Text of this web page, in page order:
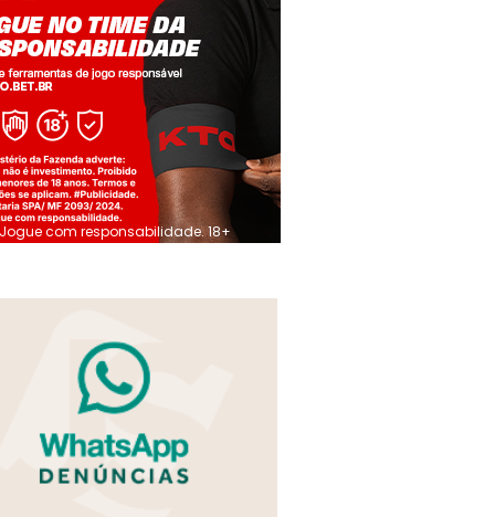
Jogue com responsabilidade. 18+